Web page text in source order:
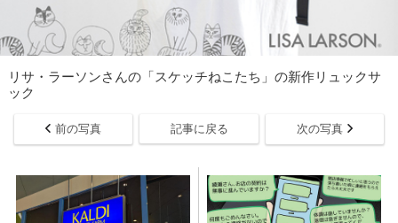
リサ・ラーソンさんの「スケッチねこたち」の新作リュックサ
ック
前の写真 記事に戻る 次の写真